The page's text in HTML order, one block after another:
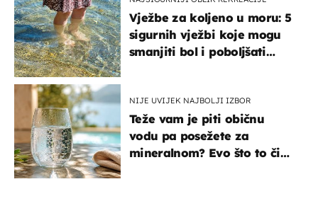
Vježbe za koljeno u moru: 5
sigurnih vježbi koje mogu
smanjiti bol i poboljšati
NIJE UVIJEK NAJBOLJI IZBOR
Teže vam je piti običnu
vodu pa posežete za
mineralnom? Evo što to čini